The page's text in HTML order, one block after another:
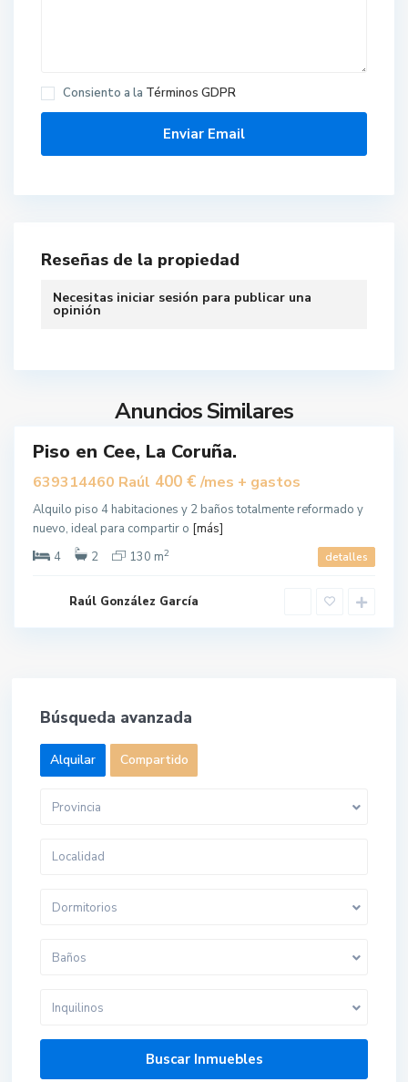
Consiento a la Términos GDPR
Reseñas de la propiedad
Necesitas iniciar sesión para publicar una
opinión
Anuncios Similares
l
C
Piso en Cee, La Coruña.
639314460 Raúl 400 € /mes + gastos
Alquilo piso 4 habitaciones y 2 baños totalmente reformado y
nuevo, ideal para compartir o [más]
4
2 130 m2 detalles
Raúl González García
Búsqueda avanzada
Alquilar Compartido
Provincia
Dormitorios
Baños
Inquilinos